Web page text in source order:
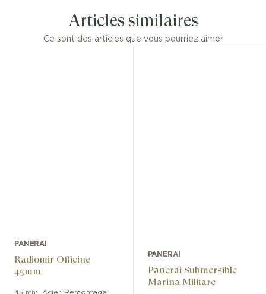
Articles similaires
Ce sont des articles que vous pourriez aimer
PANERAI
Radiomir Officine
45mm
45 mm Acier, Remontage
PANERAI
Panerai Submersible
Marina Militare